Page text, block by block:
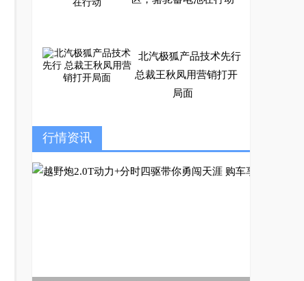
北汽极狐产品技术先行
总裁王秋凤用营销打开
局面
火爆，辐轮王代工生产
爱马仕自行车怎么样？
行情资讯